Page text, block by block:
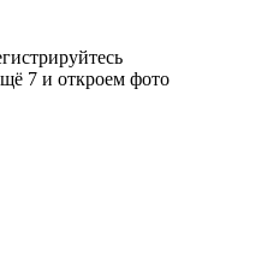
7 и откроем фото